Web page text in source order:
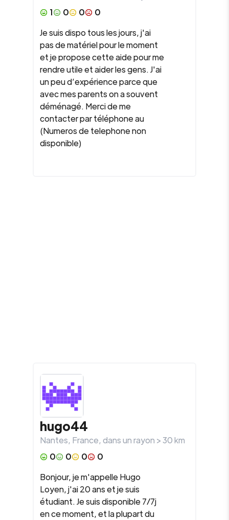
1
0 0
0
Je suis dispo tous les jours, j'ai
pas de matériel pour le moment
et je propose cette aide pour me
rendre utile et aider les gens. J'ai
un peu d’expérience parce que
avec mes parents on a souvent
déménagé. Merci de me
contacter par téléphone au
(Numeros de telephone non
disponible)
hugo44
Nantes, France, dans un rayon >30km
0
0 0
0
Bonjour, je m'appelle Hugo
Loyen, j'ai 20 ans et je suis
étudiant. Je suis disponible 7/7j
en ce moment, et la plupart du